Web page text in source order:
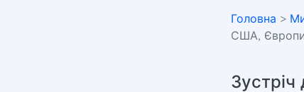
Головна >
США, Європи
Зустріч